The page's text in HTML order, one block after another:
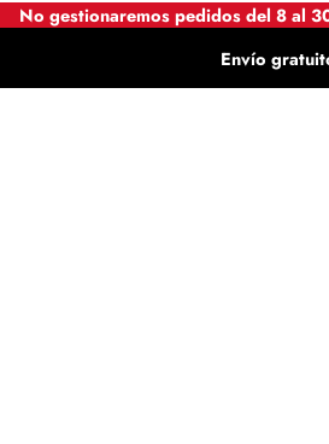
No gestionaremos pedidos del 8 al
Envío